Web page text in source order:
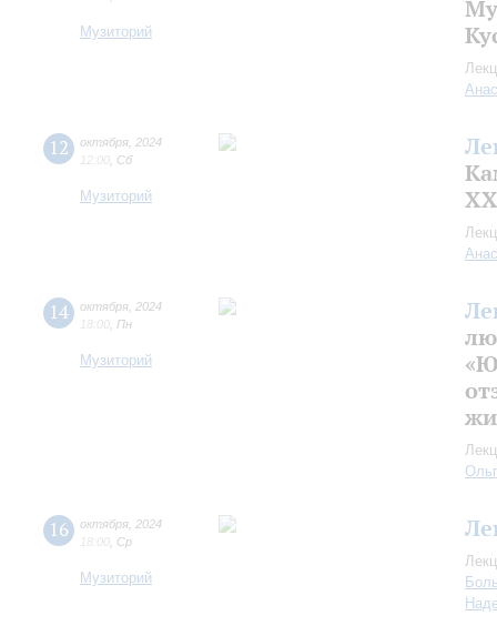
Музиторий
12 октября 2024
12:00 Сб
Музиторий
14 октября 2024
18:00 Пн
Музиторий
16 октября 2024
18:00 Ср
Музиторий